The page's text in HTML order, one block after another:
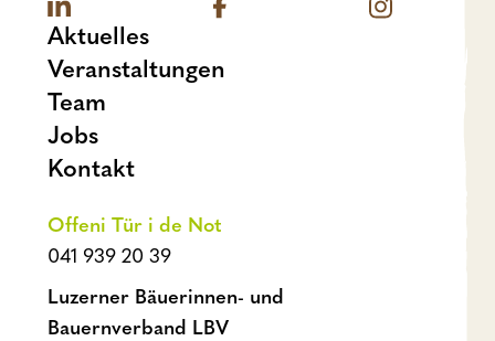
Luzerner Bäuerinnen- und
Bauernverband LBV
Aktuelles
Veranstaltungen
Team
Jobs
Kontakt
Offeni Tür i de Not
041 939 20 39